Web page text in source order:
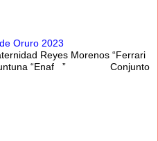
Oruro 2023
Reyes Morenos “Ferrari
Tuntuna “Enaf ” Conjunto